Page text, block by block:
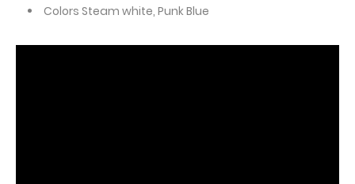
Colors Steam white, Punk Blue